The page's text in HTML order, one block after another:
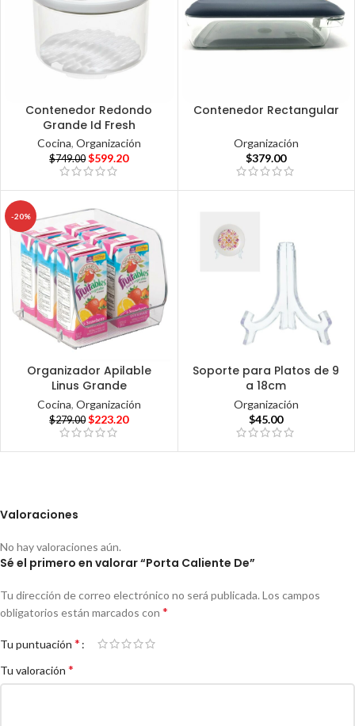
Contenedor Redondo
Grande Id Fresh
Cocina, Organización
$749.00 $599.20
Contenedor Rectangular
Organización
$379.00
-20%
Organizador Apilable
Linus Grande
Cocina, Organización
$279.00 $223.20
Soporte para Platos de 9
a 18cm
Organización
$45.00
Valoraciones
No hay valoraciones aún.
Sé el primero en valorar “Porta Caliente De”
Tu dirección de correo electrónico no será publicada. Los campos
obligatorios están marcados con *
Tu puntuación *
Tu valoración *